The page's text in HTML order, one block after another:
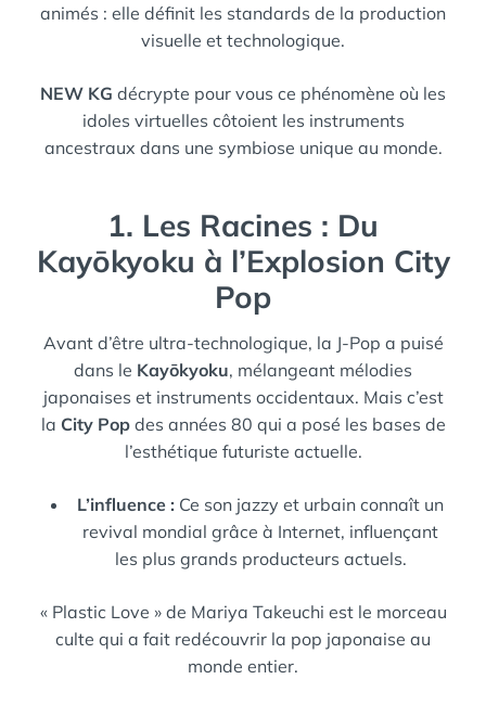
animés : elle définit les standards de la production
visuelle et technologique.
NEW KG décrypte pour vous ce phénomène où les
idoles virtuelles côtoient les instruments
ancestraux dans une symbiose unique au monde.
1. Les Racines : Du
Kayōkyoku à l’Explosion City
Pop
Avant d’être ultra-technologique, la J-Pop a puisé
dans le Kayōkyoku, mélangeant mélodies
japonaises et instruments occidentaux. Mais c’est
la City Popdes années 80 qui a posé les bases de
l’esthétique futuriste actuelle.
L’influence : Ce son jazzy et urbain connaît un
revival mondial grâce à Internet, influençant
les plus grands producteurs actuels.
« Plastic Love » de Mariya Takeuchi est le morceau
culte qui a fait redécouvrir la pop japonaise au
monde entier.